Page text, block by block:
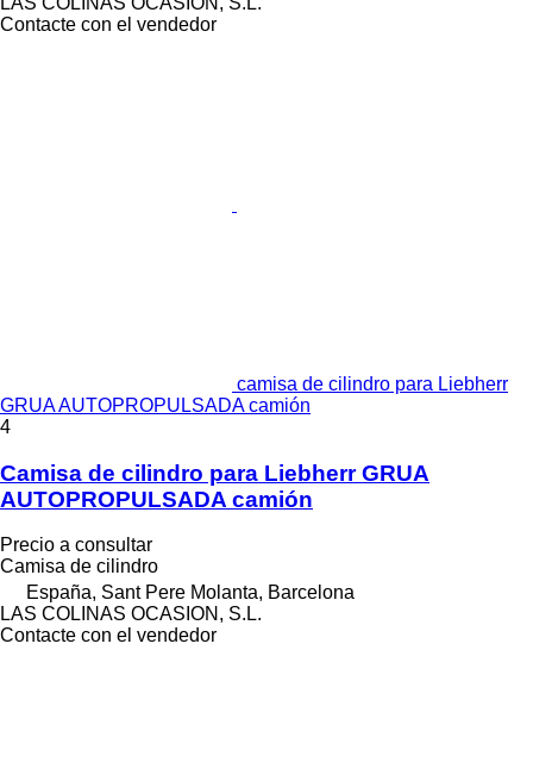
Contacte con el vendedor
camisa de cilindro para Liebherr
GRUA AUTOPROPULSADA camión
4
Camisa de cilindro para Liebherr GRUA
AUTOPROPULSADA camión
Precio a consultar
Camisa de cilindro
España, Sant Pere Molanta, Barcelona
LAS COLINAS OCASION, S.L.
Contacte con el vendedor